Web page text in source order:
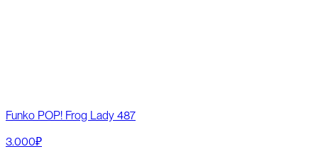
Funko POP! Frog Lady 487
3.000₽